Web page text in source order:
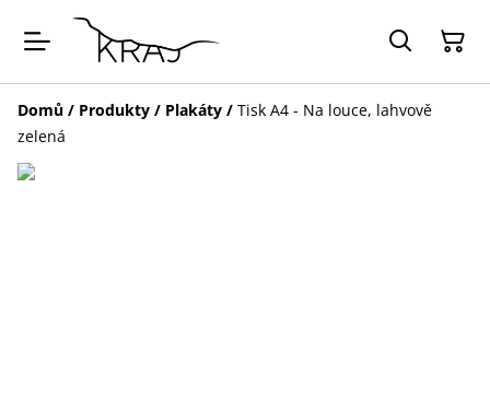
Domů / Produkty / Plakáty / Tisk A4 - Na louce, lahvově
zelená